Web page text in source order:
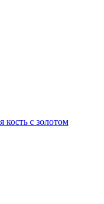
с золотом